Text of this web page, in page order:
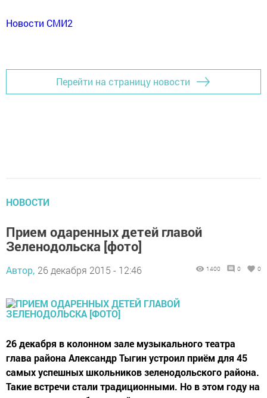
Новости СМИ2
Перейти на страницу новости
НОВОСТИ
Прием одаренных детей главой
Зеленодольска [фото]
Автор, 26 декабря 2015 - 12:46 1400 0 0
26 декабря в колонном зале музыкального театра
глава района Александр Тыгин устроил приём для 45
самых успешных школьников зеленодольского района.
Такие встречи стали традиционными. Но в этом году на